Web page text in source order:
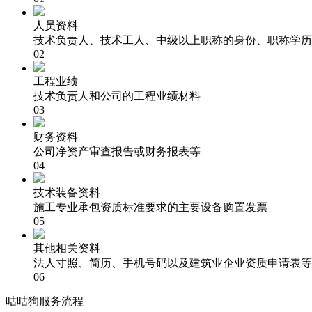
人员资料
技术负责人、技术工人、中级以上职称的身份、职称学
02
工程业绩
技术负责人和公司的工程业绩材料
03
财务资料
公司净资产审查报告或财务报表等
04
技术装备资料
施工专业承包资质标准要求的主要设备购置发票
05
其他相关资料
法人寸照、简历、手机号码以及建筑业企业资质申请表等
06
咕咕狗服务流程